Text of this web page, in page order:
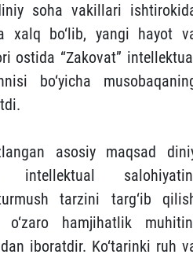
soha vakillari
xalq bo‘lib, yangi hayot
ostida “Zakovat”
bo‘yicha
asosiy maqsad
intellektual
tarzini targ‘ib
hamjihatlik
iboratdir. Ko‘tarinki ruh